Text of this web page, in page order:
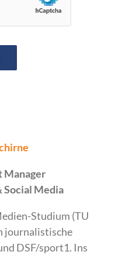
Manager
Social Media
Studium (TU
journalistische
DSF/sport1. Ins